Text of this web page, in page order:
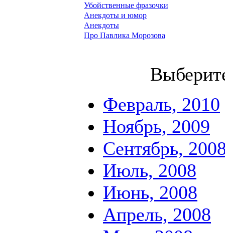
Убойственные фразочки
Анекдоты и юмор
Анекдоты
Про Павлика Морозова
Февраль, 2010
Ноябрь, 2009
Сентябрь,
Июль, 2008
Июнь, 2008
Апрель, 2008